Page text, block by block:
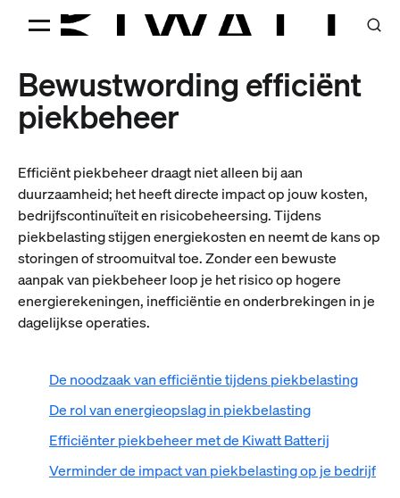
Bewustwording efficiënt
piekbeheer
Efficiënt piekbeheer draagt niet alleen bij aan
duurzaamheid; het heeft directe impact op jouw kosten,
bedrijfscontinuïteit en risicobeheersing. Tijdens
piekbelasting stijgen energiekosten en neemt de kans op
storingen of stroomuitval toe. Zonder een bewuste
aanpak van piekbeheer loop je het risico op hogere
energierekeningen, inefficiëntie en onderbrekingen in je
dagelijkse operaties.
De noodzaak van efficiëntie tijdens piekbelasting
De rol van energieopslag in piekbelasting
Efficiënter piekbeheer met de Kiwatt Batterij
Verminder de impact van piekbelasting op je bedrijf